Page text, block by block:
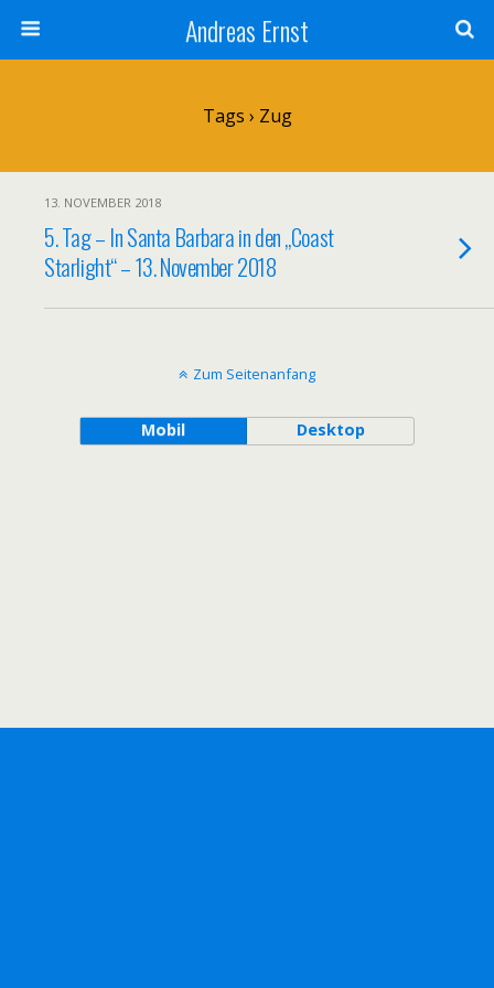
Andreas Ernst
Tags › Zug
13. NOVEMBER 2018
5. Tag – In Santa Barbara in den „Coast
Starlight“ – 13. November 2018
Zum Seitenanfang
Mobil Desktop